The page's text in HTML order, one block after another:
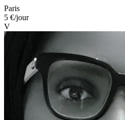
Paris
5 €/jour
V